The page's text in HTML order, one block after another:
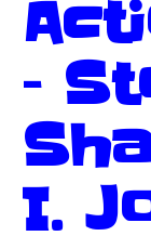
–
I.